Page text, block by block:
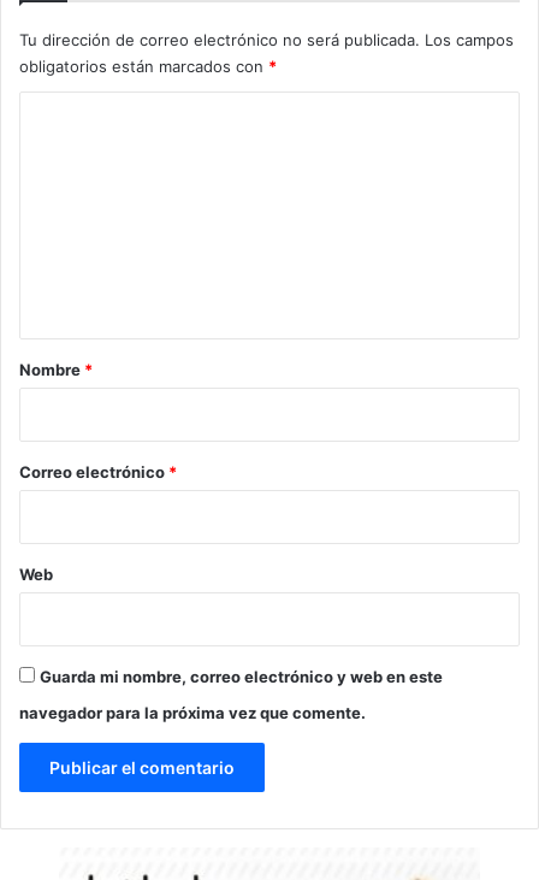
Tu dirección de correo electrónico no será publicada. Los campos
obligatorios están marcados con *
r
*
Nombre *
Correo electrónico *
Web
Guarda mi nombre, correo electrónico y web en este
navegador para la próxima vez que comente.